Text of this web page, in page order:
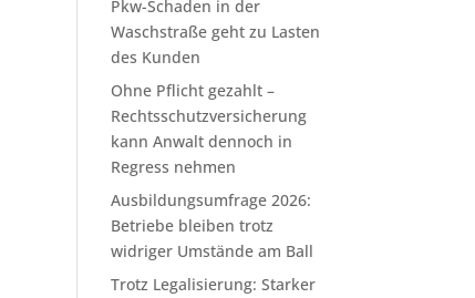
Pkw-Schaden in der
Waschstraße geht zu Lasten
des Kunden
Ohne Pflicht gezahlt –
Rechtsschutzversicherung
kann Anwalt dennoch in
Regress nehmen
Ausbildungsumfrage 2026:
Betriebe bleiben trotz
widriger Umstände am Ball
Trotz Legalisierung: Starker